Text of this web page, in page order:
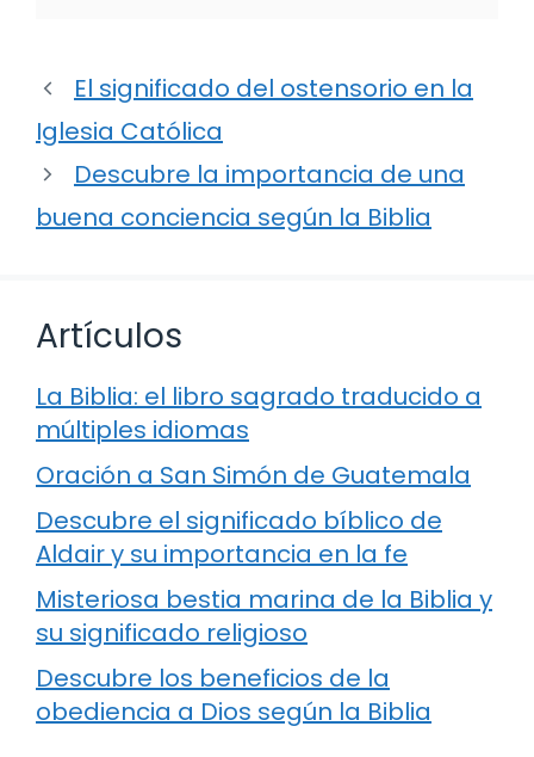
El significado del ostensorio en la
Iglesia Católica
Descubre la importancia de una
buena conciencia según la Biblia
Artículos
La Biblia: el libro sagrado traducido a
múltiples idiomas
Oración a San Simón de Guatemala
Descubre el significado bíblico de
Aldair y su importancia en la fe
Misteriosa bestia marina de la Biblia y
su significado religioso
Descubre los beneficios de la
obediencia a Dios según la Biblia